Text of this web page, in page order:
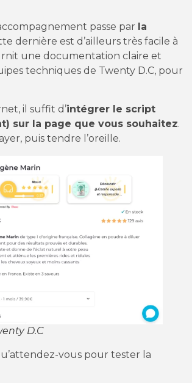
passe par la
dernière est d’ailleurs très facile à
une documentation claire et
techniques de Twenty D.C, pour
il suffit d’intégrer le script
sur la page que vous souhaitez.
puis tendre l’oreille.
D.C
vous pour tester la